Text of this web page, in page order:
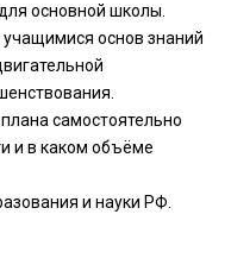
основной школы.
основ знаний
самостоятельно
и в каком объёме
и науки РФ.